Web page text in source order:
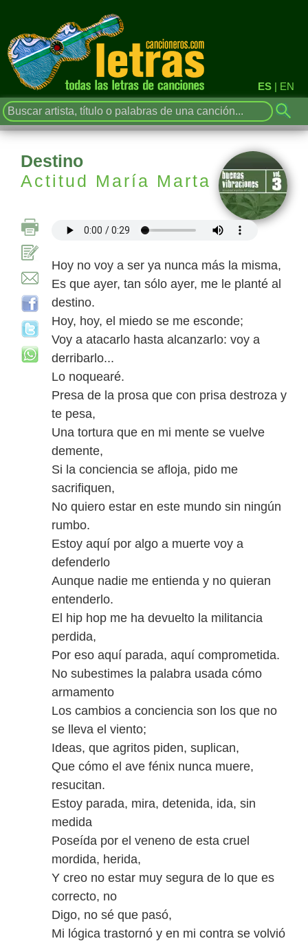
ES | EN
Destino
Actitud María Marta
Hoy no voy a ser ya nunca más la misma,
Es que ayer, tan sólo ayer, me le planté al
destino.
Hoy, hoy, el miedo se me esconde;
Voy a atacarlo hasta alcanzarlo: voy a
derribarlo...
Lo noquearé.
Presa de la prosa que con prisa destroza y
te pesa,
Una tortura que en mi mente se vuelve
demente,
Si la conciencia se afloja, pido me
sacrifiquen,
No quiero estar en este mundo sin ningún
rumbo.
Estoy aquí por algo a muerte voy a
defenderlo
Aunque nadie me entienda y no quieran
entenderlo.
El hip hop me ha devuelto la militancia
perdida,
Por eso aquí parada, aquí comprometida.
No subestimes la palabra usada cómo
armamento
Los cambios a conciencia son los que no
se lleva el viento;
Ideas, que agritos piden, suplican,
Que cómo el ave fénix nunca muere,
resucitan.
Estoy parada, mira, detenida, ida, sin
medida
Poseída por el veneno de esta cruel
mordida, herida,
Y creo no estar muy segura de lo que es
correcto, no
Digo, no sé que pasó,
Mi lógica trastornó y en mi contra se volvió